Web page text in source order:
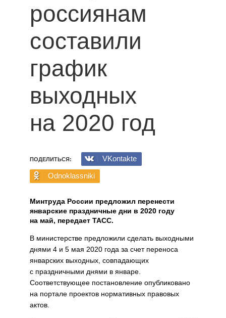
россиянам
составили
график
выходных
на 2020 год
ПОДЕЛИТЬСЯ:
VKontakte
Odnoklassniki
Минтруда России предложил перенести
январские праздничные дни в 2020 году
на май, передает ТАСС.
В министерстве предложили сделать выходными
днями 4 и 5 мая 2020 года за счет переноса
январских выходных, совпадающих
с праздничными днями в январе.
Соответствующее постановление опубликовано
на портале проектов нормативных правовых
актов.